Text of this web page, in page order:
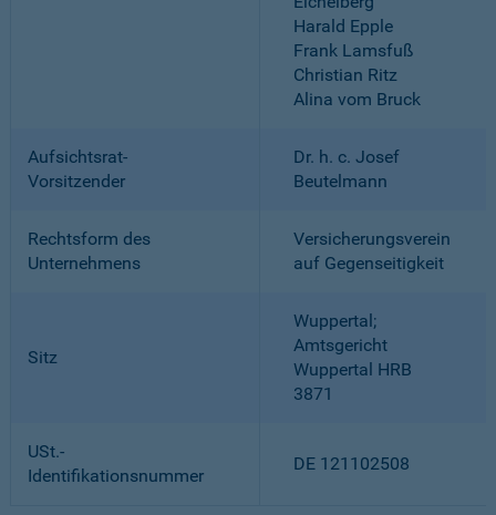
Harald Epple
Frank Lamsfuß
Christian Ritz
Alina vom Bruck
Aufsichtsrat-
Vorsitzender
Dr. h. c. Josef
Beutelmann
Rechtsform des
Unternehmens
Versicherungsverein
auf Gegenseitigkeit
Sitz
Wuppertal;
Amtsgericht
Wuppertal HRB
3871
USt.-
Identifikationsnummer
DE 121102508